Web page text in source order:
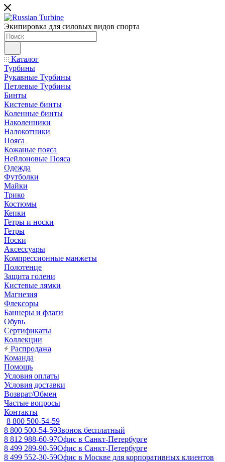
Экипировка для силовых видов спорта
Каталог
Турбины
Рукавные Турбины
Петлевые Турбины
Бинты
Кистевые бинты
Коленные бинты
Наколенники
Налокотники
Пояса
Кожаные пояса
Нейлоновые Пояса
Одежда
Футболки
Майки
Трико
Костюмы
Кепки
Гетры и носки
Гетры
Носки
Аксессуары
Компрессионные манжеты
Полотенце
Защита голени
Кистевые лямки
Магнезия
Флексоры
Баннеры и флаги
Обувь
Сертификаты
Коллекции
Распродажа
Команда
Помощь
Условия оплаты
Условия доставки
Возврат/Обмен
Частые вопросы
Контакты
8 800 500-54-59
8 800 500-54-59Звонок бесплатный
8 812 988-60-97Офис в Санкт-Петербурге
8 499 289-90-59Офис в Санкт-Петербурге
8 499 552-30-59Офис в Москве для корпоративных клиентов